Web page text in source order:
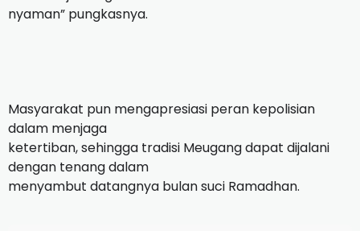
nyaman” pungkasnya.
Masyarakat pun mengapresiasi peran kepolisian
dalam menjaga
ketertiban, sehingga tradisi Meugang dapat dijalani
dengan tenang dalam
menyambut datangnya bulan suci Ramadhan.